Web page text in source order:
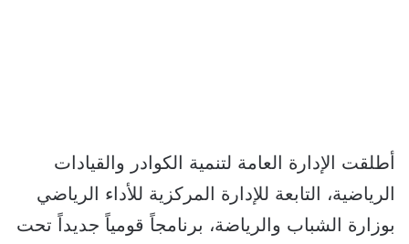
أطلقت الإدارة العامة لتنمية الكوادر والقيادات
الرياضية، التابعة للإدارة المركزية للأداء الرياضي
بوزارة الشباب والرياضة، برنامجاً قومياً جديداً تحت